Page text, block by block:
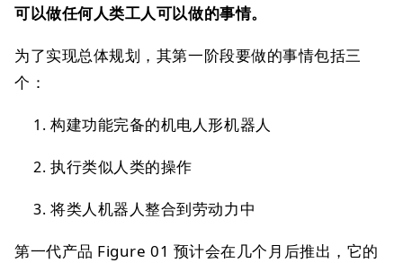
可以做任何人类工人可以做的事情。
为了实现总体规划，其第一阶段要做的事情包括三
个：
构建功能完备的机电人形机器人
执行类似人类的操作
将类人机器人整合到劳动力中
第一代产品 Figure 01 预计会在几个月后推出，它的